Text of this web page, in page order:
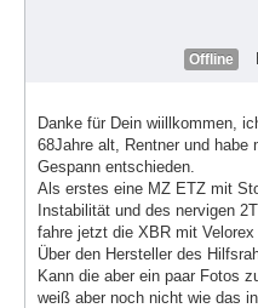
Offline
Danke für Dein wiillkommen,
68Jahre alt, Rentner und habe
Gespann entschieden.
Als erstes eine MZ ETZ mit
Instabilität und des nervigen
fahre jetzt die XBR mit Velorex
Über den Hersteller des
Kann die aber ein paar Fotos
weiß aber noch nicht wie das